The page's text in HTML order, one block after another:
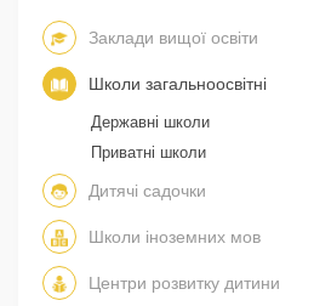
Заклади вищої освіти
Школи загальноосвітні
Державні школи
Приватні школи
Дитячі садочки
Школи іноземних мов
Центри розвитку дитини